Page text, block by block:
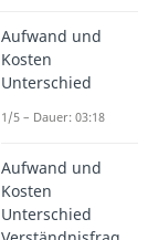
Aufwand und
Kosten
Unterschied
1/5 – Dauer: 03:18
Aufwand und
Kosten
Unterschied